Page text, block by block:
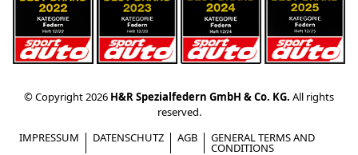
© Copyright 2026 H&R Spezialfedern GmbH & Co. KG. All rights
reserved.
IMPRESSUM
DATENSCHUTZ AGB GENERAL TERMS AND
CONDITIONS